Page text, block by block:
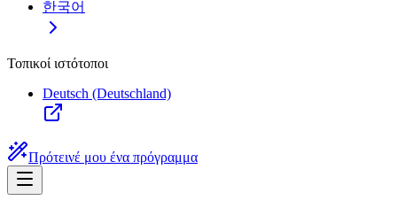
한국어
Τοπικοί ιστότοποι
Deutsch (Deutschland)
Πρότεινέ μου ένα πρόγραμμα